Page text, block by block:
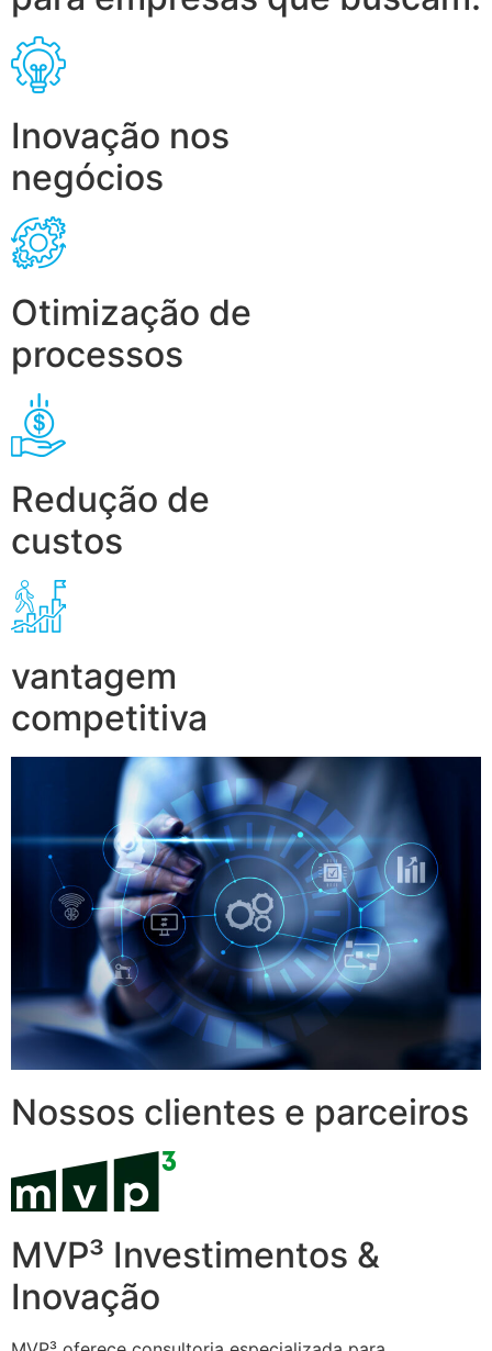
Inovação nos
negócios
Otimização de
processos
Redução de
custos
vantagem
competitiva
Nossos clientes e parceiros
MVP³ Investimentos &
Inovação